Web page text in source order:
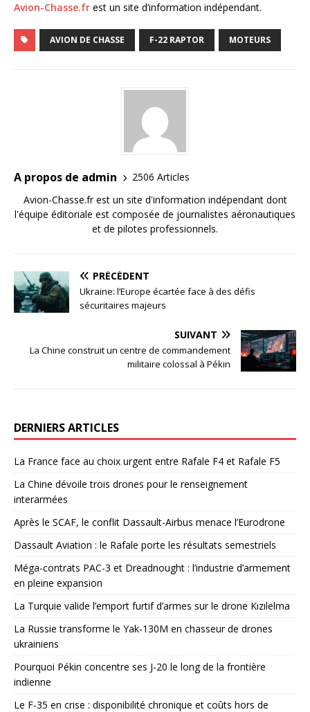
Avion-Chasse.fr est un site d’information indépendant.
AVION DE CHASSE F-22 RAPTOR MOTEURS
A propos de admin
2506 Articles
Avion-Chasse.fr est un site d'information indépendant dont
l'équipe éditoriale est composée de journalistes aéronautiques
et de pilotes professionnels.
PRÉCÉDENT
Ukraine: l’Europe écartée face à des défis
sécuritaires majeurs
SUIVANT
La Chine construit un centre de commandement
militaire colossal à Pékin
DERNIERS ARTICLES
La France face au choix urgent entre Rafale F4 et Rafale F5
La Chine dévoile trois drones pour le renseignement
interarmées
Après le SCAF, le conflit Dassault-Airbus menace l’Eurodrone
Dassault Aviation : le Rafale porte les résultats semestriels
Méga-contrats PAC-3 et Dreadnought : l’industrie d’armement
en pleine expansion
La Turquie valide l’emport furtif d’armes sur le drone Kızılelma
La Russie transforme le Yak-130M en chasseur de drones
ukrainiens
Pourquoi Pékin concentre ses J-20 le long de la frontière
indienne
Le F-35 en crise : disponibilité chronique et coûts hors de